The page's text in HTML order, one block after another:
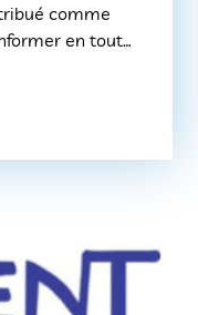
comme
en toute
À partir